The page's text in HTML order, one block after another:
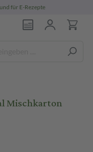
für E-Rezepte
Mischkarton